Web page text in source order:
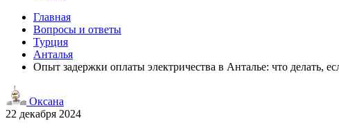
Главная
Вопросы и ответы
Турция
Анталья
Опыт задержки оплаты электричества в Анталье: что делать,
Оксана
22 декабря 2024